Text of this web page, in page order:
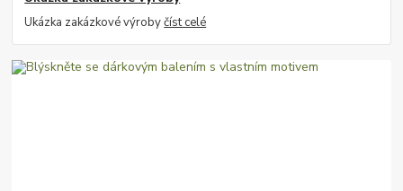
Ukázka zakázkové výrobyčíst celé